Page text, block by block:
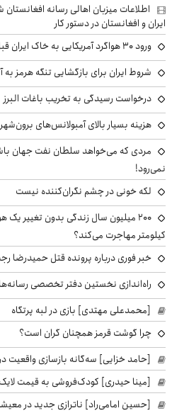
اطلاعات میزبان اهالی رسانه
ایران و افغانستان در دستور کار
ورود ۳۰ هواگرد آمریکایی به خاک ایران قبل از حمله به بیت رهبری؟
شروط ایران برای بازگشایی تنگه هرمز به
درخواست رسیدگی به تخریب باغات البرز
هزینه بسیار بالای آمبولانس‌های
مردی که می‌خواهد سلطان نفت جهان
نمی‌رود!
لکه خونی در چشم نگران‌کننده نیست
کیلومتر مهاجرت می‌کند؟
خبر فوری درباره پرونده قتل حمیدرضا
راه‌اندازی نخستین دفتر تخصصی
[محمدعلی مهتدی] بازی در لبه پرتگاه
چرا گوشت قرمز همچنان گران است؟
[حامد خزایی] سه‌گانه بازسازی واقعیت
[مینا حیدری] کودک‌فروشی به قیمت لایک
[حسین امامی‌راد] ناترازی جدید در